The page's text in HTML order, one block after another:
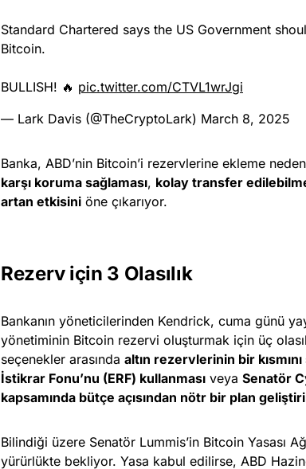
Standard Chartered says the US Government
Bitcoin.
BULLISH! 🔥 pic.twitter.com/CTVL1wrJgi
— Lark Davis (@TheCryptoLark) March 8, 2025
Banka, ABD’nin Bitcoin’i rezervlerine ekleme
karşı koruma sağlaması, kolay transfer
artan etkisini öne çıkarıyor.
Rezerv için 3 Olasılık
Bankanın yöneticilerinden Kendrick, cuma günü
yönetiminin Bitcoin rezervi oluşturmak için üç
seçenekler arasında altın rezervlerinin bir
İstikrar Fonu’nu (ERF) kullanması veya Senatör
kapsamında bütçe açısından nötr bir plan
Bilindiği üzere Senatör Lummis’in Bitcoin Yasası
yürürlükte bekliyor. Yasa kabul edilirse, ABD